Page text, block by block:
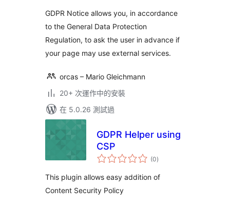
GDPR Notice allows you, in accordance
to the General Data Protection
Regulation, to ask the user in advance if
your page may use external services.
orcas – Mario Gleichmann
20+ 次運作中的安裝
在 5.0.26 測試過
GDPR Helper using
CSP
(0總
評)
This plugin allows easy addition of
Content Security Policy